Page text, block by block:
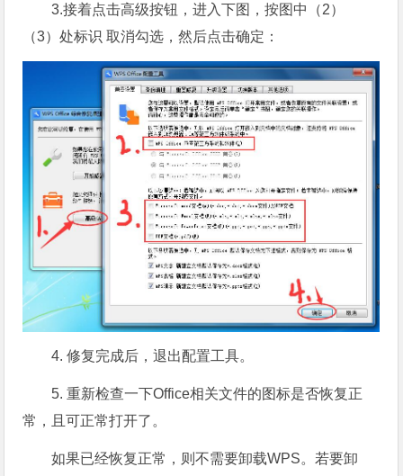
3.接着点击高级按钮，进入下图，按图中（2）
（3）处标识 取消勾选，然后点击确定：
4. 修复完成后，退出配置工具。
5. 重新检查一下Office相关文件的图标是否恢复正
常，且可正常打开了。
如果已经恢复正常，则不需要卸载WPS。若要卸